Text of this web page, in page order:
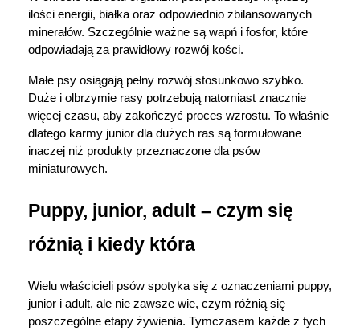
ilości energii, białka oraz odpowiednio zbilansowanych
minerałów. Szczególnie ważne są wapń i fosfor, które
odpowiadają za prawidłowy rozwój kości.
Małe psy osiągają pełny rozwój stosunkowo szybko.
Duże i olbrzymie rasy potrzebują natomiast znacznie
więcej czasu, aby zakończyć proces wzrostu. To właśnie
dlatego karmy junior dla dużych ras są formułowane
inaczej niż produkty przeznaczone dla psów
miniaturowych.
Puppy, junior, adult – czym się
różnią i kiedy która
Wielu właścicieli psów spotyka się z oznaczeniami puppy,
junior i adult, ale nie zawsze wie, czym różnią się
poszczególne etapy żywienia. Tymczasem każde z tych